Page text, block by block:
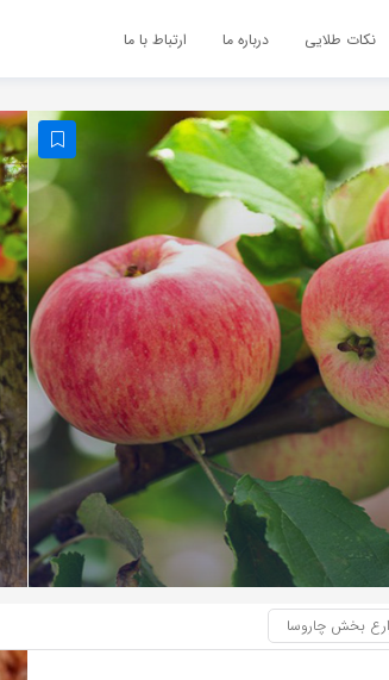
نکات طلایی درباره ما ارتباط با ما